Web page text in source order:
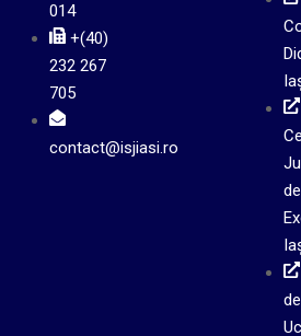
014
+(40)
232 267
705
contact@isjiasi.ro
de
de